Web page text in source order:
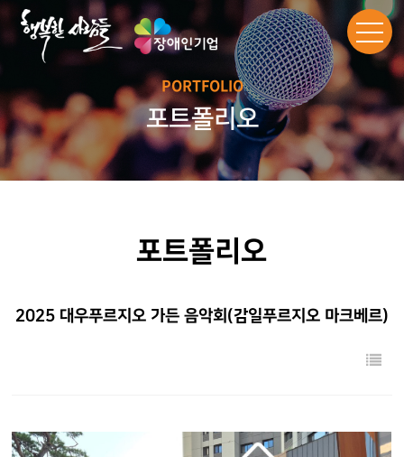
PORTFOLIO
포트폴리오
포트폴리오
2025 대우푸르지오 가든 음악회(감일푸르지오 마크베르)